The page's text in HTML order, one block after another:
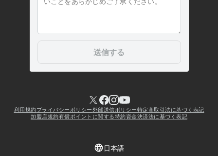
2022年8月 ~ 2022年8月
過去の経歴 2023年6月 ~ 2023年6月
過去の経歴
2023年8月 ~ 2023年8月
過去の経歴 2023年9月 ~ 2023年9月
過去の経歴 2023年10月 ~ 2023年10月
1924年1月 ~ 1924年1月
過去の経歴 1924年2月 ~ 1924年2月
過去の経歴 1924年3月 ~ 1924年3月
1924年5月 ~ 1924年5月
2026年7月 ~ 2026年7月